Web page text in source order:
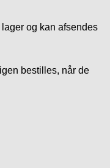
og kan afsendes
bestilles, når de